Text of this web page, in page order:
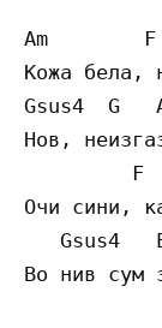
Am
Кожа бела,
Gsus4  G
Нов,
F
Очи сини,
Gsus4
Во нив сум